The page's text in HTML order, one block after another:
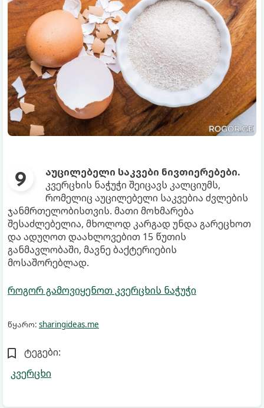
აუცილებელი საკვები ნივთიერებები.
კვერცხის ნაჭუჭი შეიცავს კალციუმს,
რომელიც აუცილებელი საკვებია ძვლების
ჯანმრთელობისთვის. მათი მოხმარება
შესაძლებელია, მხოლოდ კარგად უნდა გარეცხოთ
და ადუღოთ დაახლოვებით 15 წუთის
განმავლობაში, მავნე ბაქტერიების
მოსაშორებლად.
როგორ გამოვიყენოთ კვერცხის ნაჭუჭი
წყარო: sharingideas.me
ტეგები:
კვერცხი